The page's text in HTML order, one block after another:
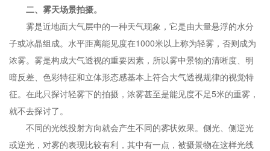
二、雾天场景拍摄。
雾是近地面大气层中的一种天气现象，它是由大量悬浮的水分
子或冰晶组成。水平距离能见度在1000米以上称为轻雾，否则成为
浓雾。雾是构成大气透视的重要因素，所以雾中景物的清晰度、明
暗反差、色彩特征和立体形态感基本上符合大气透视规律的视觉特
征。在此只探讨轻雾下的拍摄，浓雾甚至是能见度不足5米的重雾，
就不去探讨了。
不同的光线投射方向就会产生不同的雾状效果。侧光、侧逆光
或逆光，对雾的表现比较有利，其中有一点，被摄景物在这样光线